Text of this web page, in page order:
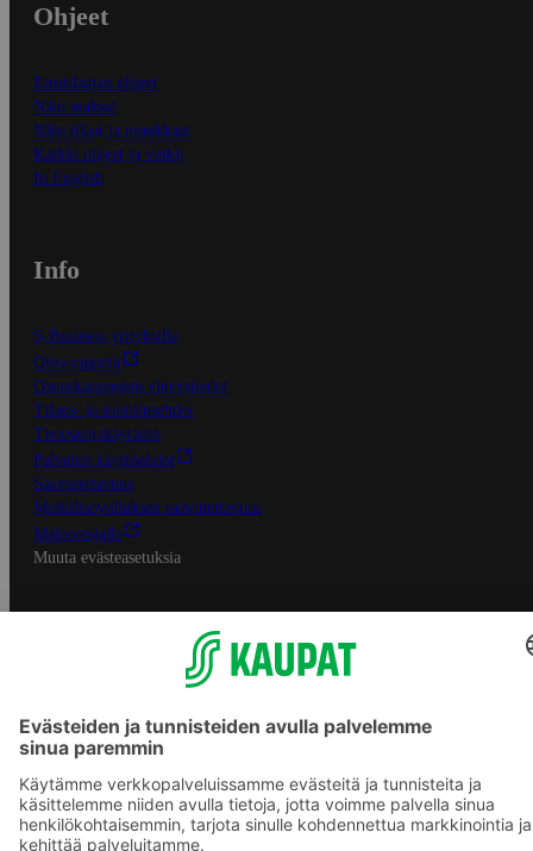
Ohjeet
Ensitilaajan ohjeet
Näin maksat
Näin tilaat ja muokkaat
Kaikki ohjeet ja vinkit
In English
Info
S-Business yrityksille
Oiva-raportit
Osuuskauppojen yhteystiedot
Tilaus- ja toimitusehdot
Tietosuojakäytäntö
Palvelun käyttöehdot
Saavutettavuus
Mobiilisovelluksen saavutettavuus
Mainostajalle
Muuta evästeasetuksia
S-ryhmän palvelut
S-ryhmä
Asiakasomistajuus
S-ostoslista -sovellus
Prisma.fi